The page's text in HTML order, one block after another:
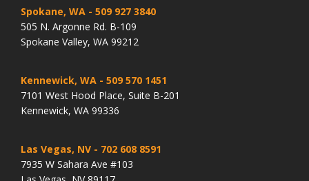
Spokane, WA - 509 927 3840
505 N. Argonne Rd. B-109
Spokane Valley, WA 99212
Kennewick, WA - 509 570 1451
7101 West Hood Place, Suite B-201
Kennewick, WA 99336
Las Vegas, NV - 702 608 8591
7935 W Sahara Ave #103